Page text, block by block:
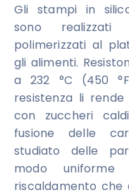
Gli stampi in
sono realizzati
polimerizzati al
gli alimenti.
a 232 °C (450
resistenza li
con zuccheri
fusione delle
studiato delle
modo
riscaldamento che